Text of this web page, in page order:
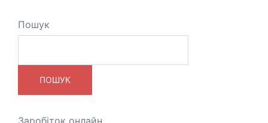
Пошук
ПОШУК